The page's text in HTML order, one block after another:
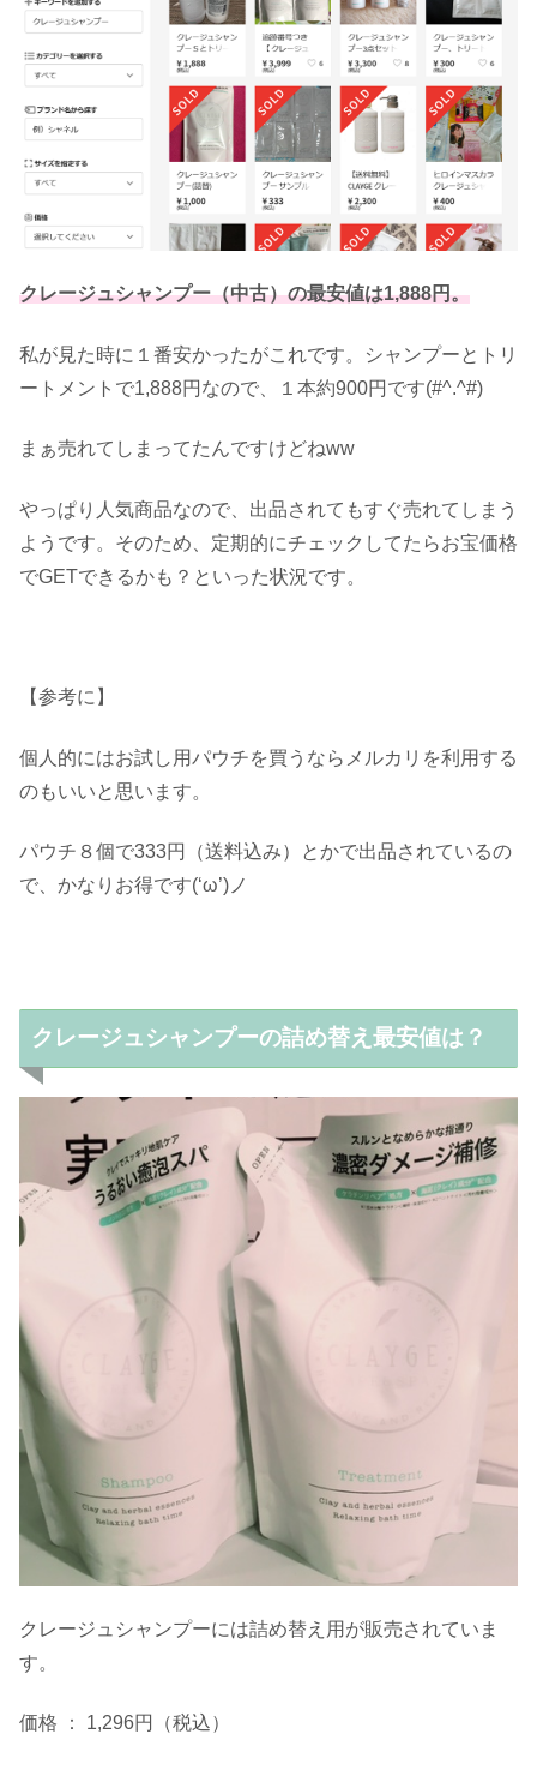
クレージュシャンプー（中古）の最安値は1,888円。
私が見た時に１番安かったがこれです。シャンプーとトリ
ートメントで1,888円なので、１本約900円です(#^.^#)
まぁ売れてしまってたんですけどねww
やっぱり人気商品なので、出品されてもすぐ売れてしまう
ようです。そのため、定期的にチェックしてたらお宝価格
でGETできるかも？といった状況です。
【参考に】
個人的にはお試し用パウチを買うならメルカリを利用する
のもいいと思います。
パウチ８個で333円（送料込み）とかで出品されているの
で、かなりお得です(‘ω’)ノ
クレージュシャンプーの詰め替え最安値は？
クレージュシャンプーには詰め替え用が販売されていま
す。
価格 ： 1,296円（税込）